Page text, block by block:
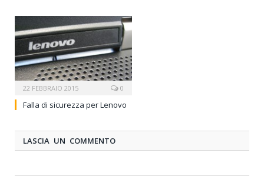
22 FEBBRAIO 2015 0
Falla di sicurezza per Lenovo
LASCIA UN COMMENTO